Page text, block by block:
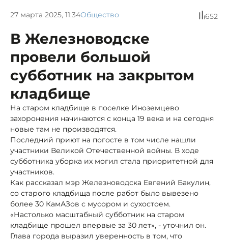
27 марта 2025, 11:34Общество 652
В Железноводске
провели большой
субботник на закрытом
кладбище
На старом кладбище в поселке Иноземцево
захоронения начинаются с конца 19 века и на сегодня
новые там не производятся.
Последний приют на погосте в том числе нашли
участники Великой Отечественной войны. В ходе
субботника уборка их могил стала приоритетной для
участников.
Как рассказал мэр Железноводска Евгений Бакулин,
со старого кладбища после работ было вывезено
более 30 КамАЗов с мусором и сухостоем.
«Настолько масштабный субботник на старом
кладбище прошел впервые за 30 лет», - уточнил он.
Глава города выразил уверенность в том, что